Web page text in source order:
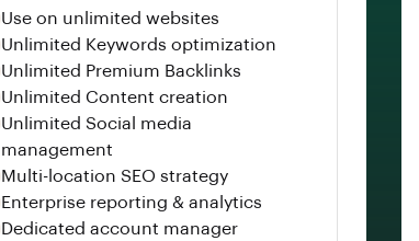
Use on unlimited websites
Unlimited Keywords optimization
Unlimited Premium Backlinks
Unlimited Content creation
Unlimited Social media
management
Multi-location SEO strategy
Enterprise reporting & analytics
Dedicated account manager